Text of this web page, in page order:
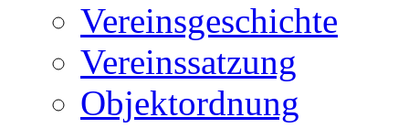
Vereinsgeschichte
Vereinssatzung
Objektordnung